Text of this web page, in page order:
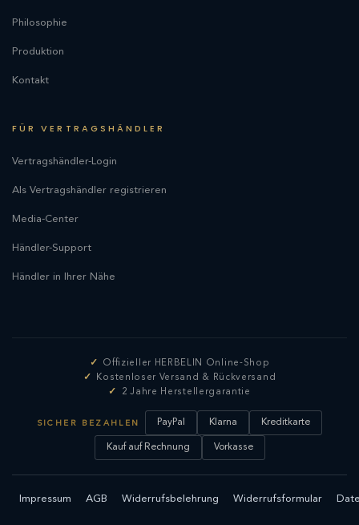
Philosophie
Produktion
Kontakt
FÜR VERTRAGSHÄNDLER
Vertragshändler-Login
Als Vertragshändler registrieren
Media-Center
Händler-Support
Händler in Ihrer Nähe
Offizieller HERBELIN Online-Shop
Kostenloser Versand & Rückversand
2 Jahre Herstellergarantie
SICHER BEZAHLEN PayPal Klarna Kreditkarte
Kauf auf Rechnung Vorkasse
Impressum AGB Widerrufsbelehrung Widerrufsformular